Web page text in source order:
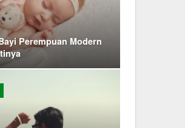
Perempuan Modern